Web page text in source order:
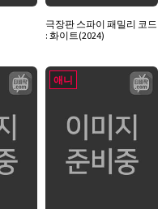
극장판 스파이 패밀리 코드
: 화이트(2024)
애니